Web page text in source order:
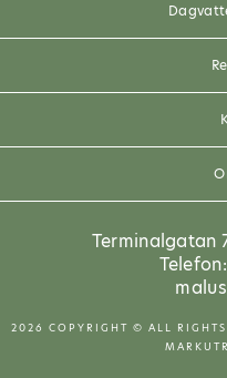
Terminalgatan
2026 COPYRIGHT © ALL